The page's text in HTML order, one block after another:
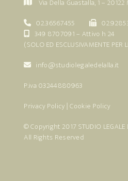
Via Della Guastalla, 1 –
02.36567455
349 8707091 – Attivo h 24
(SOLO ED ESCLUSIVAMENTE PER
info@studiolegaledelalla.it
P.iva 03244880963
Privacy Policy | Cookie Policy
© Copyright 2017 STUDIO LEGALE
All Rights Reserved